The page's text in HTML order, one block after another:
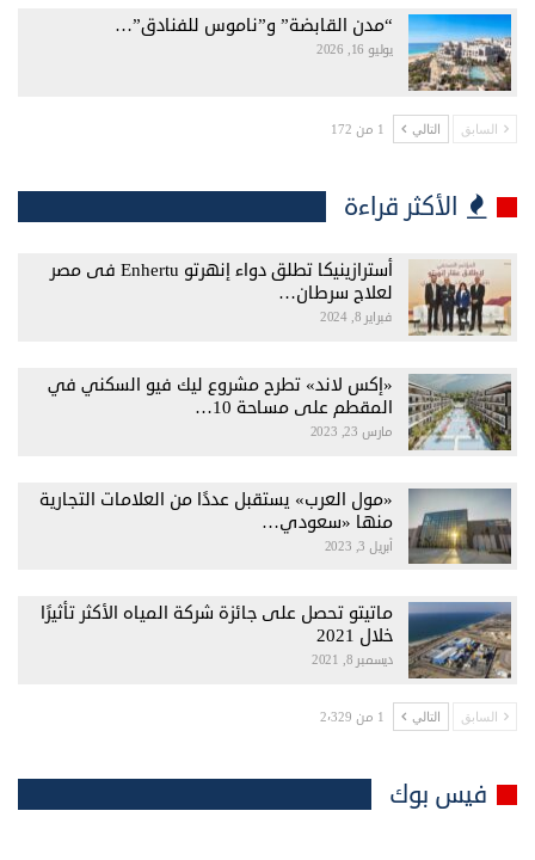
“مدن القابضة” و”ناموس للفنادق”…
يوليو 16, 2026
السابق التالي 1 من 172
الأكثر قراءة
أسترازينيكا تطلق دواء إنهرتو Enhertu فى مصر
لعلاج سرطان…
فبراير 8, 2024
«إكس لاند» تطرح مشروع ليك فيو السكني في
المقطم على مساحة 10…
مارس 23, 2023
«مول العرب» يستقبل عددًا من العلامات التجارية
منها «سعودي…
أبريل 3, 2023
ماتيتو تحصل على جائزة شركة المياه الأكثر تأثيرًا
خلال 2021
ديسمبر 8, 2021
السابق التالي 1 من 2٬329
فيس بوك